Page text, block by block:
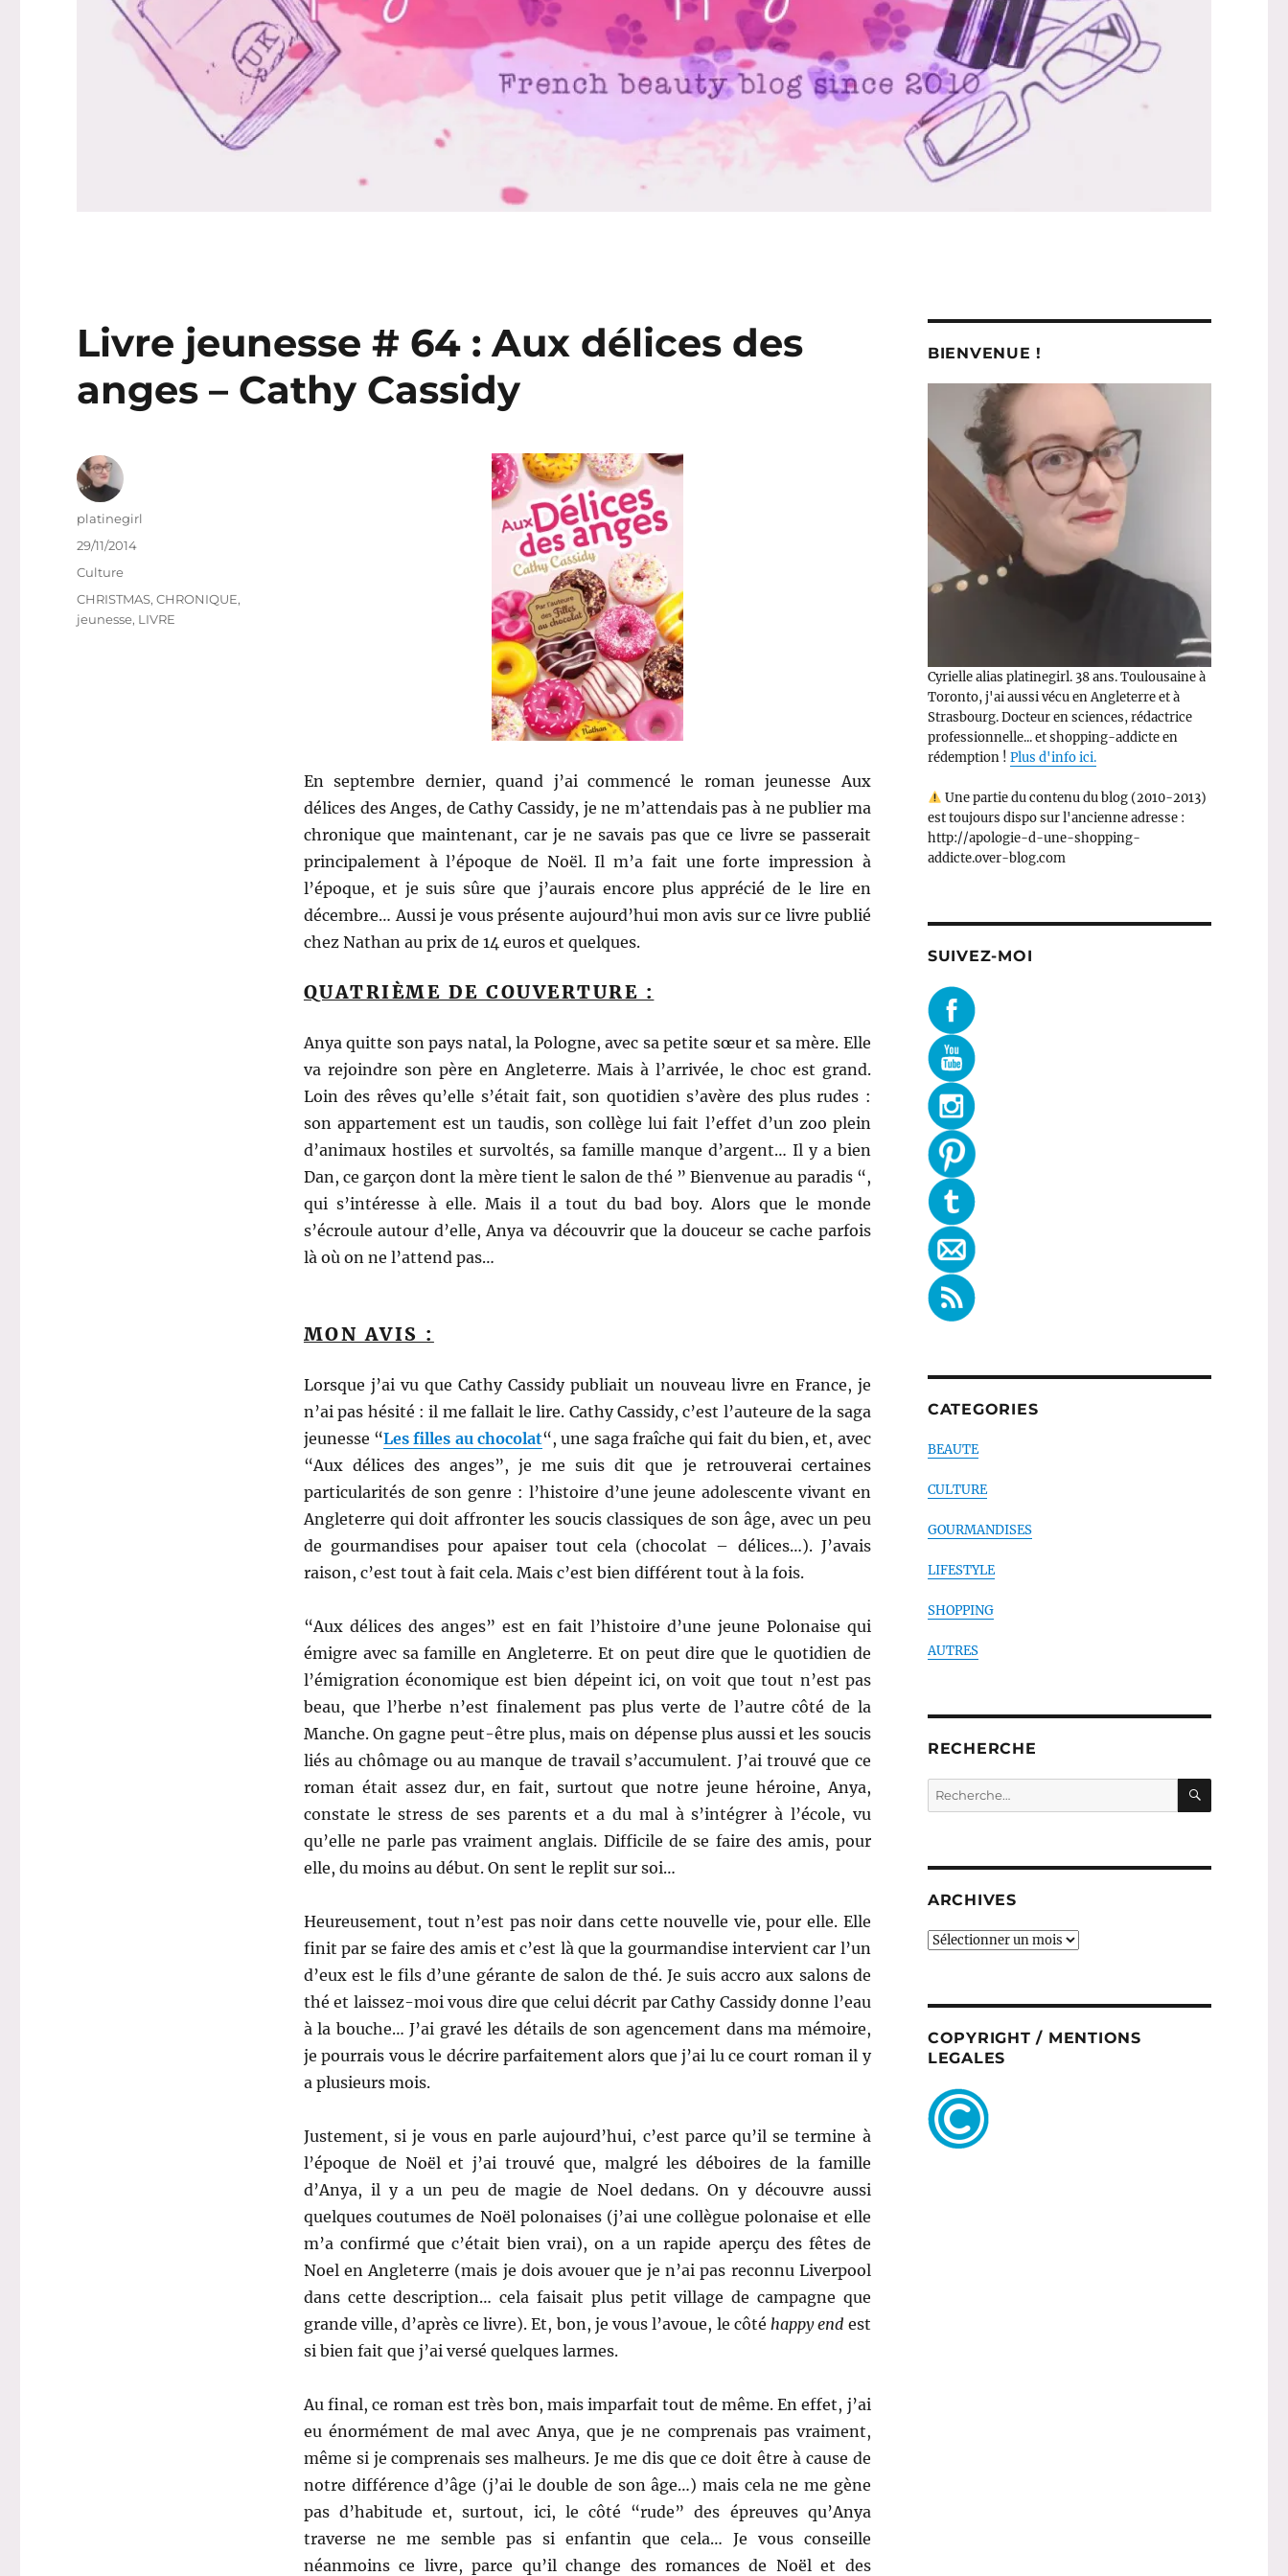
Livre jeunesse # 64 : Aux délices des
anges – Cathy Cassidy
En septembre dernier, quand j’ai commencé le roman jeunesse Aux
délices des Anges, de Cathy Cassidy, je ne m’attendais pas à ne publier ma
chronique que maintenant, car je ne savais pas que ce livre se passerait
principalement à l’époque de Noël. Il m’a fait une forte impression à
l’époque, et je suis sûre que j’aurais encore plus apprécié de le lire en
décembre… Aussi je vous présente aujourd’hui mon avis sur ce livre publié
chez Nathan au prix de 14 euros et quelques.
QUATRIÈME DE COUVERTURE :
Anya quitte son pays natal, la Pologne, avec sa petite sœur et sa mère. Elle
va rejoindre son père en Angleterre. Mais à l’arrivée, le choc est grand.
Loin des rêves qu’elle s’était fait, son quotidien s’avère des plus rudes :
son appartement est un taudis, son collège lui fait l’effet d’un zoo plein
d’animaux hostiles et survoltés, sa famille manque d’argent… Il y a bien
Dan, ce garçon dont la mère tient le salon de thé ” Bienvenue au paradis “,
qui s’intéresse à elle. Mais il a tout du bad boy. Alors que le monde
s’écroule autour d’elle, Anya va découvrir que la douceur se cache parfois
là où on ne l’attend pas…
MON AVIS :
Lorsque j’ai vu que Cathy Cassidy publiait un nouveau livre en France, je
n’ai pas hésité : il me fallait le lire. Cathy Cassidy, c’est l’auteure de la saga
jeunesse “Les filles au chocolat“, une saga fraîche qui fait du bien, et, avec
“Aux délices des anges”, je me suis dit que je retrouverai certaines
particularités de son genre : l’histoire d’une jeune adolescente vivant en
Angleterre qui doit affronter les soucis classiques de son âge, avec un peu
de gourmandises pour apaiser tout cela (chocolat – délices…). J’avais
raison, c’est tout à fait cela. Mais c’est bien différent tout à la fois.
“Aux délices des anges” est en fait l’histoire d’une jeune Polonaise qui
émigre avec sa famille en Angleterre. Et on peut dire que le quotidien de
l’émigration économique est bien dépeint ici, on voit que tout n’est pas
beau, que l’herbe n’est finalement pas plus verte de l’autre côté de la
Manche. On gagne peut-être plus, mais on dépense plus aussi et les soucis
liés au chômage ou au manque de travail s’accumulent. J’ai trouvé que ce
roman était assez dur, en fait, surtout que notre jeune héroine, Anya,
constate le stress de ses parents et a du mal à s’intégrer à l’école, vu
qu’elle ne parle pas vraiment anglais. Difficile de se faire des amis, pour
elle, du moins au début. On sent le replit sur soi…
Heureusement, tout n’est pas noir dans cette nouvelle vie, pour elle. Elle
finit par se faire des amis et c’est là que la gourmandise intervient car l’un
d’eux est le fils d’une gérante de salon de thé. Je suis accro aux salons de
thé et laissez-moi vous dire que celui décrit par Cathy Cassidy donne l’eau
à la bouche… J’ai gravé les détails de son agencement dans ma mémoire,
je pourrais vous le décrire parfaitement alors que j’ai lu ce court roman il y
a plusieurs mois.
Justement, si je vous en parle aujourd’hui, c’est parce qu’il se termine à
l’époque de Noël et j’ai trouvé que, malgré les déboires de la famille
d’Anya, il y a un peu de magie de Noel dedans. On y découvre aussi
quelques coutumes de Noël polonaises (j’ai une collègue polonaise et elle
m’a confirmé que c’était bien vrai), on a un rapide aperçu des fêtes de
Noel en Angleterre (mais je dois avouer que je n’ai pas reconnu Liverpool
dans cette description… cela faisait plus petit village de campagne que
grande ville, d’après ce livre). Et, bon, je vous l’avoue, le côté happy end est
si bien fait que j’ai versé quelques larmes.
Au final, ce roman est très bon, mais imparfait tout de même. En effet, j’ai
eu énormément de mal avec Anya, que je ne comprenais pas vraiment,
même si je comprenais ses malheurs. Je me dis que ce doit être à cause de
notre différence d’âge (j’ai le double de son âge…) mais cela ne me gène
pas d’habitude et, surtout, ici, le côté “rude” des épreuves qu’Anya
traverse ne me semble pas si enfantin que cela… Je vous conseille
néanmoins ce livre, parce qu’il change des romances de Noël et des
Auteur
platinegirl
Publié
29/11/2014
Catégories
Culture
Étiquettes
CHRISTMAS,CHRONIQUE,
jeunesse, LIVRE
BIENVENUE !
Cyrielle alias platinegirl. 38 ans. Toulousaine à
Toronto, j'ai aussi vécu en Angleterre et à
Strasbourg. Docteur en sciences, rédactrice
professionnelle... et shopping-addicte en
rédemption ! Plus d'info ici.
Une partie du contenu du blog (2010-2013)
est toujours dispo sur l'ancienne adresse :
http://apologie-d-une-shopping-
addicte.over-blog.com
SUIVEZ-MOI
CATEGORIES
BEAUTE
CULTURE
GOURMANDISES
LIFESTYLE
SHOPPING
AUTRES
RECHERCHE
Recherche
pour :
ARCHIVES
ARCHIVES
COPYRIGHT / MENTIONS
LEGALES